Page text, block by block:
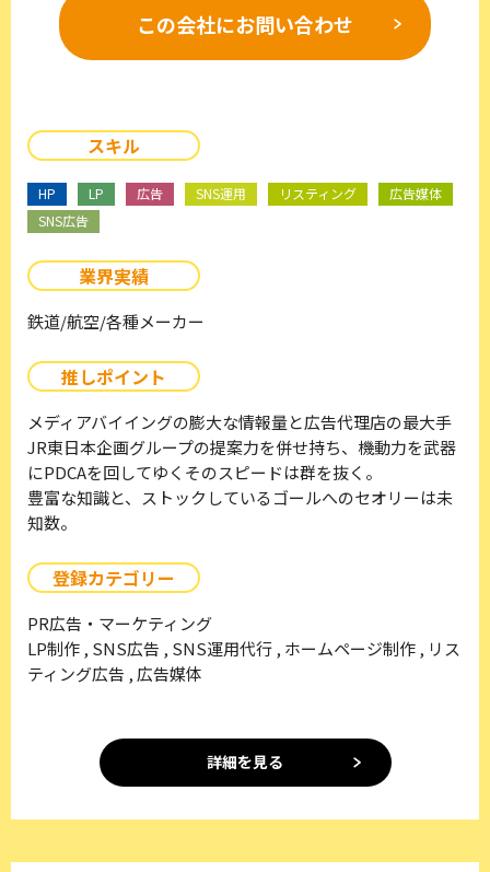
この会社にお問い合わせ
スキル
HP LP 広告 SNS運用 リスティング
広告媒体
SNS広告
業界実績
鉄道/航空/各種メーカー
推しポイント
メディアバイイングの膨大な情報量と広告代理店の最大手
JR東日本企画グループの提案力を併せ持ち、機動力を武器
にPDCAを回してゆくそのスピードは群を抜く。
豊富な知識と、ストックしているゴールへのセオリーは未
知数。
登録カテゴリー
PR広告・マーケティング
LP制作 , SNS広告 , SNS運用代行 , ホームページ制作 , リス
ティング広告 , 広告媒体
詳細を見る